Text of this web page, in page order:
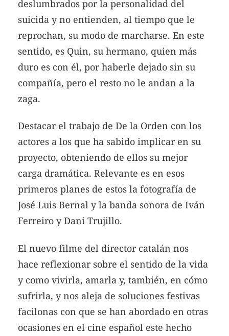
deslumbrados por la personalidad del
suicida y no entienden, al tiempo que le
reprochan, su modo de marcharse. En este
sentido, es Quin, su hermano, quien más
duro es con él, por haberle dejado sin su
compañía, pero el resto no le andan a la
zaga.
Destacar el trabajo de De la Orden con los
actores a los que ha sabido implicar en su
proyecto, obteniendo de ellos su mejor
carga dramática. Relevante es en esos
primeros planes de estos la fotografía de
José Luis Bernal y la banda sonora de Iván
Ferreiro y Dani Trujillo.
El nuevo filme del director catalán nos
hace reflexionar sobre el sentido de la vida
y como vivirla, amarla y, también, en cómo
sufrirla, y nos aleja de soluciones festivas
facilonas con que se han abordado en otras
ocasiones en el cine español este hecho